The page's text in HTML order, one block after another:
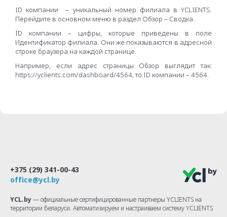
ID компании – уникальный номер филиала в YCLIENTS.
Перейдите в основном меню в раздел Обзор – Сводка.
ID компании – цифры, которые приведены в поле
Идентификатор филиала. Они же показываются в адресной
строке браузера на каждой странице.
Например, если адрес страницы Обзор выглядит так:
https://yclients.com/dashboard/4564, то ID компании – 4564.
YCL.by— официальные сертифицированные партнеры YCLIENTS на
территории Беларуси. Автоматизируем и настраиваем систему YCLIENTS
+375 (29) 341-00-43
office@ycl.by